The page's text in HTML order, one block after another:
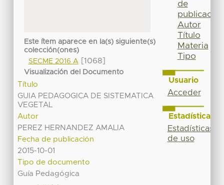
Este ítem aparece en la(s) siguiente(s)
colección(ones)
SECME 2016 A[1068]
Visualización del Documento
Título
GUIA PEDAGOGICA DE SISTEMATICA
VEGETAL
Autor
PEREZ HERNANDEZ AMALIA
Fecha de publicación
2015-10-01
Tipo de documento
Guía Pedagógica
de
publicación
Autor
Título
Materia
Tipo
Usuario
Acceder
Estadísticas
Estadísticas
de uso